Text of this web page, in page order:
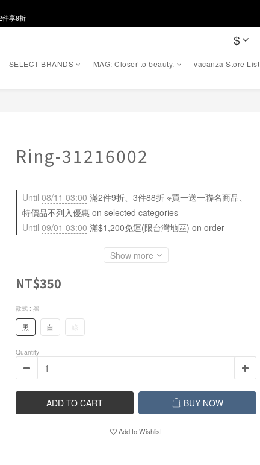
折！
件享9折
折！
$
SELECT BRANDS MAG: Closer to beauty. vacanza Store List
Ring-31216002
Until 08/11 03:00 滿2件9折、3件88折 ※買一送一聯名商品、
特價品不列入優惠 on selected categories
Until 09/01 03:00 滿$1,200免運(限台灣地區) on order
Show more
NT$350
款式 : 黑
黑 白
Quantity
ADD TO CART BUY NOW
Add to Wishlist